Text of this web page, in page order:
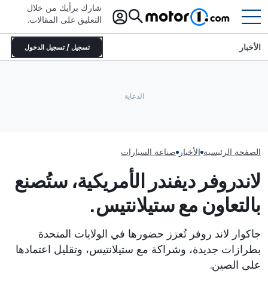
شارك برأيك من خلال
التعليق على المقالات.
تسجيل / تسجيل الدخول الأخبار
الصفحة الرئيسية الأخبار صناعة السيارات
لاندروفر ديفندر الأمريكية، ستُصنع
بالتعاون مع ستيلانتيس.
جاكوار لاند روفر تُعزز حضورها في الولايات المتحدة
بطرازات جديدة، وشراكة مع ستيلانتيس، وتقليل اعتمادها
على الصين.